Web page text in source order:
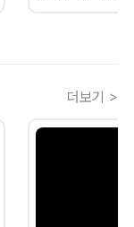
더보기 >